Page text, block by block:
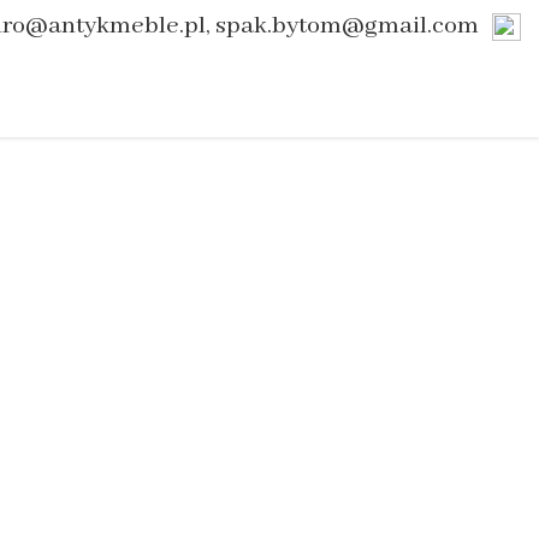
spak.bytom@gmail.com